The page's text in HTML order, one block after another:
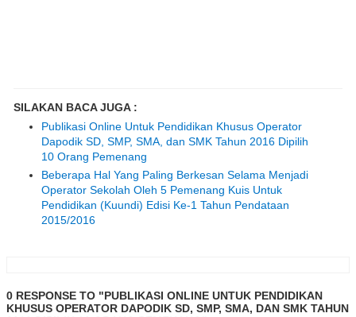
SILAKAN BACA JUGA :
Publikasi Online Untuk Pendidikan Khusus Operator
Dapodik SD, SMP, SMA, dan SMK Tahun 2016 Dipilih
10 Orang Pemenang
Beberapa Hal Yang Paling Berkesan Selama Menjadi
Operator Sekolah Oleh 5 Pemenang Kuis Untuk
Pendidikan (Kuundi) Edisi Ke-1 Tahun Pendataan
2015/2016
0 RESPONSE TO "PUBLIKASI ONLINE UNTUK PENDIDIKAN
KHUSUS OPERATOR DAPODIK SD, SMP, SMA, DAN SMK TAHUN